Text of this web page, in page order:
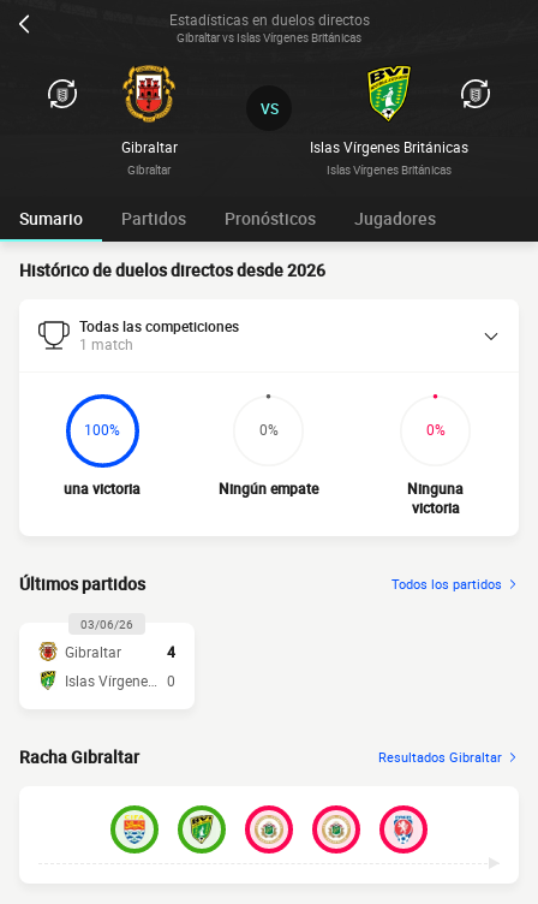
Estadísticas en duelos directos
Gibraltar vs Islas Vírgenes Británicas
Gibraltar
Gibraltar
Islas Vírgenes Británicas
Islas Vírgenes Británicas
VS
Sumario Partidos Pronósticos Jugadores
Histórico de duelos directos desde 2026
Todas las competiciones
1 match
100%
una victoria
0%
Ningún empate
0%
Ninguna
victoria
Últimos partidos Todos los partidos
03/06/26
Gibraltar
4
0
Racha Gibraltar Resultados Gibraltar